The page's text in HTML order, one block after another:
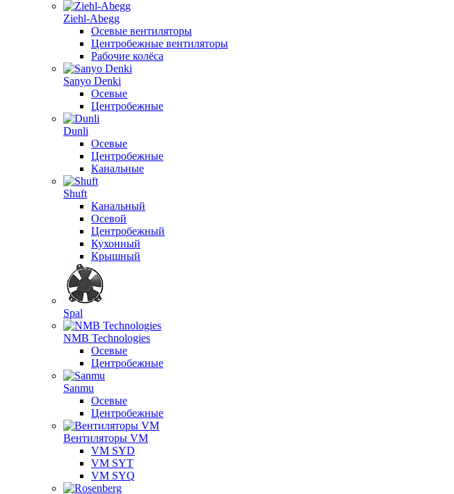
Ziehl-Abegg
Осевые вентиляторы
Центробежные вентиляторы
Рабочие колёса
Sanyo Denki
Осевые
Центробежные
Dunli
Осевые
Центробежные
Канальные
Shuft
Канальный
Осевой
Центробежный
Кухонный
Крышный
Spal
NMB Technologies
Осевые
Центробежные
Sanmu
Осевые
Центробежные
Вентиляторы VM
VM SYD
VM SYT
VM SYQ